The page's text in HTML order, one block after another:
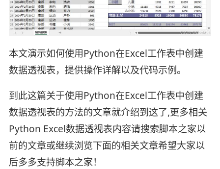
本文演示如何使用Python在Excel工作表中创建
数据透视表，提供操作详解以及代码示例。
到此这篇关于使用Python在Excel工作表中创建
数据透视表的方法的文章就介绍到这了,更多相关
Python Excel数据透视表内容请搜索脚本之家以
前的文章或继续浏览下面的相关文章希望大家以
后多多支持脚本之家！